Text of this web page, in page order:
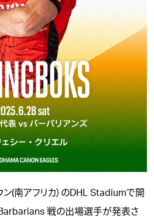
ン(南アフリカ）のDHL Stadiumで開
戦の出場選手が発表さ